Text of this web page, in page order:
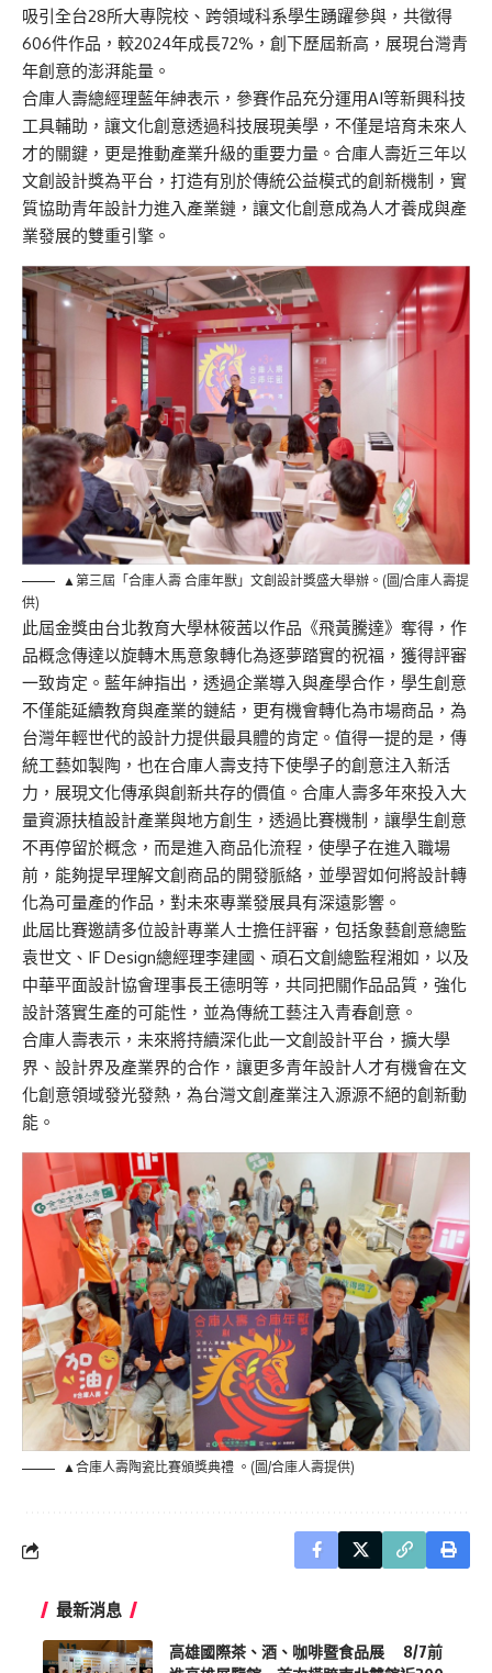
吸引全台28所大專院校、跨領域科系學生踴躍參與，共徵得
606件作品，較2024年成長72%，創下歷屆新高，展現台灣青
年創意的澎湃能量。
合庫人壽總經理藍年紳表示，參賽作品充分運用AI等新興科技
工具輔助，讓文化創意透過科技展現美學，不僅是培育未來人
才的關鍵，更是推動產業升級的重要力量。合庫人壽近三年以
文創設計獎為平台，打造有別於傳統公益模式的創新機制，實
質協助青年設計力進入產業鏈，讓文化創意成為人才養成與產
業發展的雙重引擎。
▲第三屆「合庫人壽 合庫年獸」文創設計獎盛大舉辦。(圖/合庫人壽提
供)
此屆金獎由台北教育大學林筱茜以作品《飛黃騰達》奪得，作
品概念傳達以旋轉木馬意象轉化為逐夢踏實的祝福，獲得評審
一致肯定。藍年紳指出，透過企業導入與產學合作，學生創意
不僅能延續教育與產業的鏈結，更有機會轉化為市場商品，為
台灣年輕世代的設計力提供最具體的肯定。值得一提的是，傳
統工藝如製陶，也在合庫人壽支持下使學子的創意注入新活
力，展現文化傳承與創新共存的價值。合庫人壽多年來投入大
量資源扶植設計產業與地方創生，透過比賽機制，讓學生創意
不再停留於概念，而是進入商品化流程，使學子在進入職場
前，能夠提早理解文創商品的開發脈絡，並學習如何將設計轉
化為可量產的作品，對未來專業發展具有深遠影響。
此屆比賽邀請多位設計專業人士擔任評審，包括象藝創意總監
袁世文、IF Design總經理李建國、頑石文創總監程湘如，以及
中華平面設計協會理事長王德明等，共同把關作品品質，強化
設計落實生產的可能性，並為傳統工藝注入青春創意。
合庫人壽表示，未來將持續深化此一文創設計平台，擴大學
界、設計界及產業界的合作，讓更多青年設計人才有機會在文
化創意領域發光發熱，為台灣文創產業注入源源不絕的創新動
能。
▲合庫人壽陶瓷比賽頒獎典禮 。(圖/合庫人壽提供)
最新消息
高雄國際茶、酒、咖啡暨食品展 8/7前